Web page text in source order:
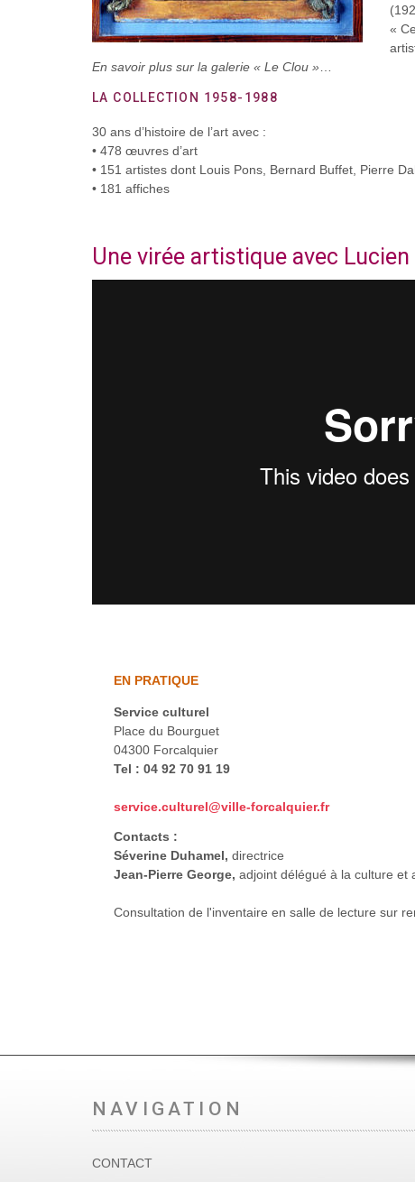
«
En savoir plus sur la galerie « Le Clou »…
LA COLLECTION 1958-1988
30 ans d’histoire de l’art avec :
• 478 œuvres d’art
• 151 artistes dont Louis Pons, Bernard Buffet, Pierre
• 181 affiches
Une virée artistique avec
EN PRATIQUE
Service culturel
Place du Bourguet
04300 Forcalquier
Tel : 04 92 70 91 19
service.culturel@ville-forcalquier.fr
Contacts :
Séverine Duhamel, directrice
Jean-Pierre George, adjoint délégué à la culture et
Consultation de l'inventaire en salle de lecture sur
NAVIGATION
CONTACT